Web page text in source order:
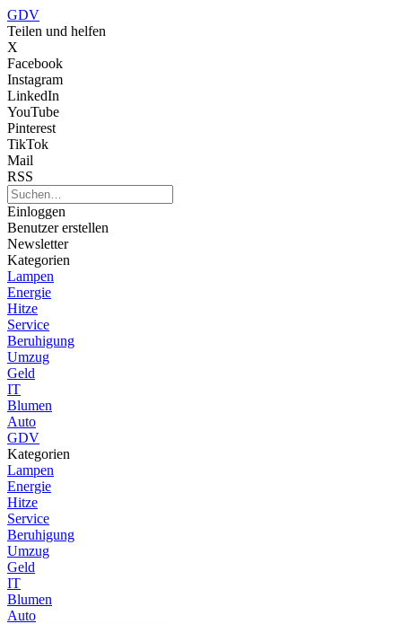
GDV
Teilen und helfen
X
Facebook
Instagram
LinkedIn
YouTube
Pinterest
TikTok
Mail
RSS
Einloggen
Benutzer erstellen
Newsletter
Kategorien
Lampen
Energie
Hitze
Service
Beruhigung
Umzug
Geld
IT
Blumen
Auto
GDV
Kategorien
Lampen
Energie
Hitze
Service
Beruhigung
Umzug
Geld
IT
Blumen
Auto